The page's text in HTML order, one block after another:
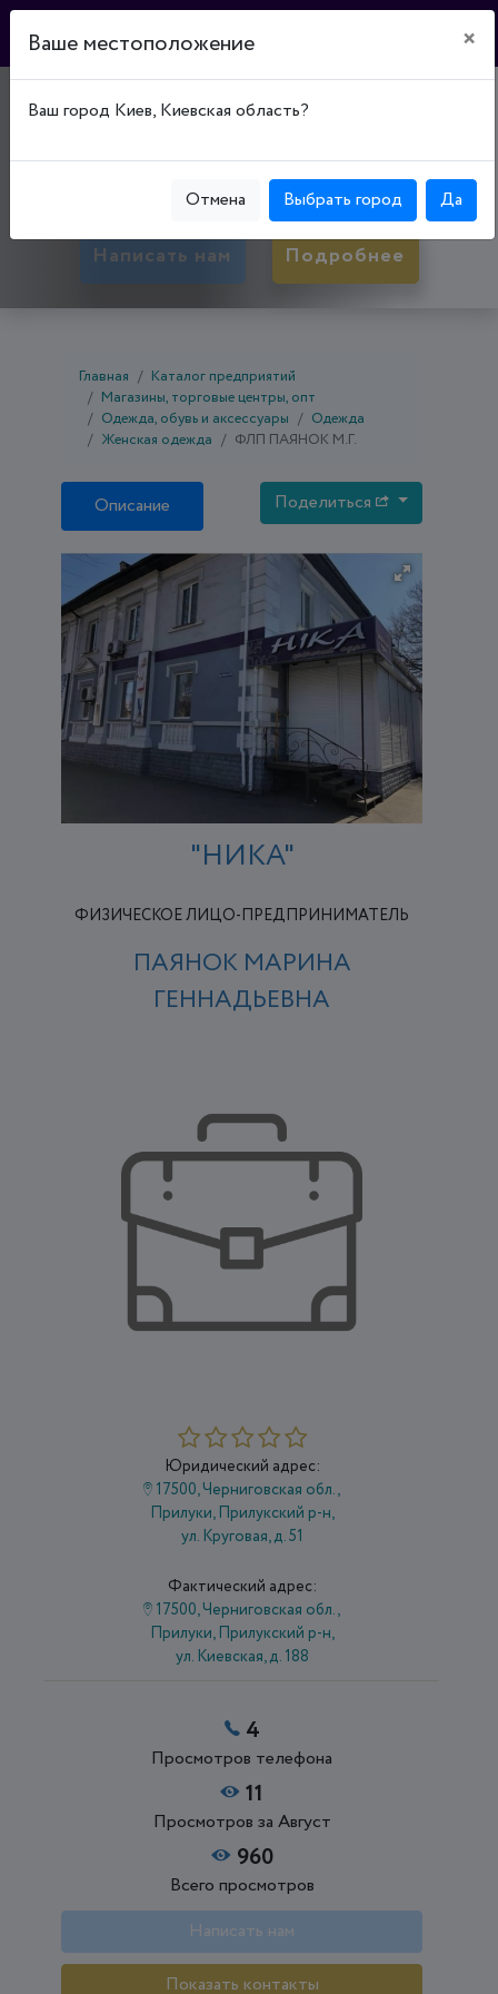
"НИКА"
Прилукский р-н, ул. Киевская, д. 188
Написать нам Подробнее
Главная
Каталог предприятий
Магазины, торговые центры, опт
Одежда, обувь и аксессуары
Одежда
Женская одежда
ФЛП ПАЯНОК М.Г.
Описание Поделиться
"НИКА"
ФИЗИЧЕСКОЕ ЛИЦО-ПРЕДПРИНИМАТЕЛЬ
ПАЯНОК МАРИНА
ГЕННАДЬЕВНА
Юридический адрес:
17500, Черниговская обл.,
Прилуки, Прилукский р-н,
ул. Круговая, д. 51
Фактический адрес:
17500, Черниговская обл.,
Прилуки, Прилукский р-н,
ул. Киевская, д. 188
4
Просмотров телефона
11
Просмотров за Август
960
Всего просмотров
Написать нам
Показать контакты
Ваше местоположение ×
Ваш город Киев, Киевская область?
Отмена Выбрать город Да